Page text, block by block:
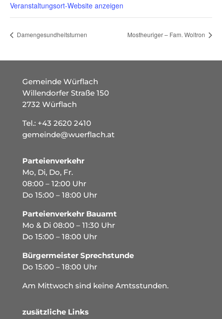
Veranstaltungsort-Website anzeigen
Damengesundheitsturnen Mostheuriger – Fam. Woltron
Gemeinde Würflach
Willendorfer Straße 150
2732 Würflach
Tel.: +43 2620 2410
gemeinde@wuerflach.at
Parteienverkehr
Mo, Di, Do, Fr.
08:00 – 12:00 Uhr
Do 15:00 – 18:00 Uhr
Parteienverkehr Bauamt
Mo & Di 08:00 – 11:30 Uhr
Do 15:00 – 18:00 Uhr
Bürgermeister Sprechstunde
Do 15:00 – 18:00 Uhr
Am Mittwoch sind keine Amtsstunden.
zusätzliche Links